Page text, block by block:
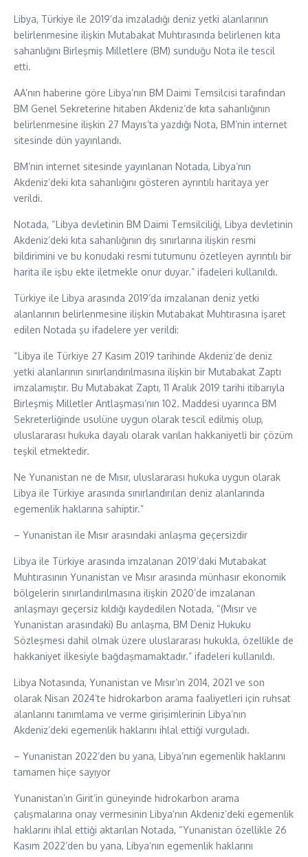
Libya, Türkiye ile 2019’da imzaladığı deniz yetki alanlarının
belirlenmesine ilişkin Mutabakat Muhtırasında belirlenen kıta
sahanlığını Birleşmiş Milletlere (BM) sunduğu Nota ile tescil
etti.
AA’nın haberine göre Libya’nın BM Daimi Temsilcisi tarafından
BM Genel Sekreterine hitaben Akdeniz’de kıta sahanlığının
belirlenmesine ilişkin 27 Mayıs’ta yazdığı Nota, BM’nin internet
sitesinde dün yayınlandı.
BM’nin internet sitesinde yayınlanan Notada, Libya’nın
Akdeniz’deki kıta sahanlığını gösteren ayrıntılı haritaya yer
verildi.
Notada, “Libya devletinin BM Daimi Temsilciliği, Libya devletinin
Akdeniz’deki kıta sahanlığının dış sınırlarına ilişkin resmi
bildirimini ve bu konudaki resmi tutumunu özetleyen ayrıntılı bir
harita ile işbu ekte iletmekle onur duyar.” ifadeleri kullanıldı.
Türkiye ile Libya arasında 2019’da imzalanan deniz yetki
alanlarının belirlenmesine ilişkin Mutabakat Muhtırasına işaret
edilen Notada şu ifadelere yer verildi:
“Libya ile Türkiye 27 Kasım 2019 tarihinde Akdeniz’de deniz
yetki alanlarının sınırlandırılmasına ilişkin bir Mutabakat Zaptı
imzalamıştır. Bu Mutabakat Zaptı, 11 Aralık 2019 tarihi itibarıyla
Birleşmiş Milletler Antlaşması’nın 102. Maddesi uyarınca BM
Sekreterliğinde usulüne uygun olarak tescil edilmiş olup,
uluslararası hukuka dayalı olarak varılan hakkaniyetli bir çözüm
teşkil etmektedir.
Ne Yunanistan ne de Mısır, uluslararası hukuka uygun olarak
Libya ile Türkiye arasında sınırlandırılan deniz alanlarında
egemenlik haklarına sahiptir.”
– Yunanistan ile Mısır arasındaki anlaşma geçersizdir
Libya ile Türkiye arasında imzalanan 2019’daki Mutabakat
Muhtırasının Yunanistan ve Mısır arasında münhasır ekonomik
bölgelerin sınırlandırılmasına ilişkin 2020’de imzalanan
anlaşmayı geçersiz kıldığı kaydedilen Notada, “(Mısır ve
Yunanistan arasındaki) Bu anlaşma, BM Deniz Hukuku
Sözleşmesi dahil olmak üzere uluslararası hukukla, özellikle de
hakkaniyet ilkesiyle bağdaşmamaktadır.” ifadeleri kullanıldı.
Libya Notasında, Yunanistan ve Mısır’ın 2014, 2021 ve son
olarak Nisan 2024’te hidrokarbon arama faaliyetleri için ruhsat
alanlarını tanımlama ve verme girişimlerinin Libya’nın
Akdeniz’deki egemenlik haklarını ihlal ettiği vurguladı.
– Yunanistan 2022’den bu yana, Libya’nın egemenlik haklarını
tamamen hiçe sayıyor
Yunanistan’ın Girit’in güneyinde hidrokarbon arama
çalışmalarına onay vermesinin Libya’nın Akdeniz’deki egemenlik
haklarını ihlal ettiği aktarılan Notada, “Yunanistan özellikle 26
Kasım 2022’den bu yana, Libya’nın egemenlik haklarını